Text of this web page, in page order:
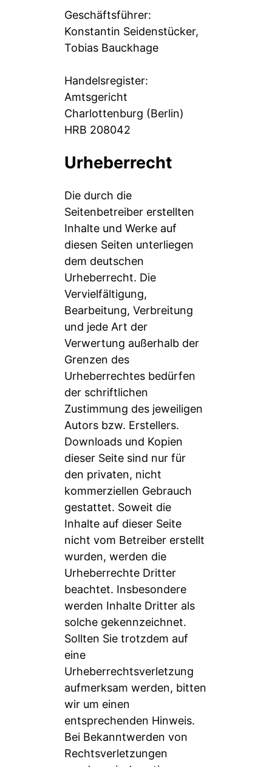
Geschäftsführer:
Konstantin Seidenstücker,
Tobias Bauckhage
Handelsregister:
Amtsgericht
Charlottenburg (Berlin)
HRB 208042
Urheberrecht
Die durch die
Seitenbetreiber erstellten
Inhalte und Werke auf
diesen Seiten unterliegen
dem deutschen
Urheberrecht. Die
Vervielfältigung,
Bearbeitung, Verbreitung
und jede Art der
Verwertung außerhalb der
Grenzen des
Urheberrechtes bedürfen
der schriftlichen
Zustimmung des jeweiligen
Autors bzw. Erstellers.
Downloads und Kopien
dieser Seite sind nur für
den privaten, nicht
kommerziellen Gebrauch
gestattet. Soweit die
Inhalte auf dieser Seite
nicht vom Betreiber erstellt
wurden, werden die
Urheberrechte Dritter
beachtet. Insbesondere
werden Inhalte Dritter als
solche gekennzeichnet.
Sollten Sie trotzdem auf
eine
Urheberrechtsverletzung
aufmerksam werden, bitten
wir um einen
entsprechenden Hinweis.
Bei Bekanntwerden von
Rechtsverletzungen